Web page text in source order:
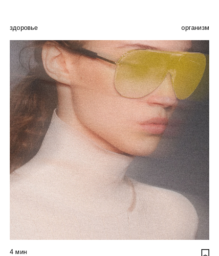
здоровье организм
4 мин